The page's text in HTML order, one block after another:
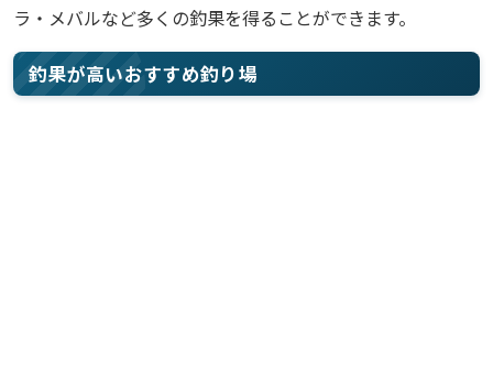
ラ・メバルなど多くの釣果を得ることができます。
釣果が高いおすすめ釣り場